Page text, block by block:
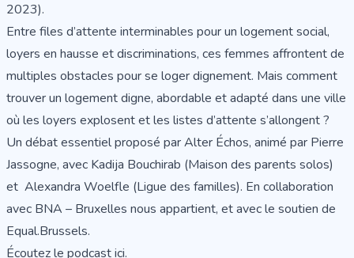
2023).
Entre files d’attente interminables pour un logement social,
loyers en hausse et discriminations, ces femmes affrontent de
multiples obstacles pour se loger dignement. Mais comment
trouver un logement digne, abordable et adapté dans une ville
où les loyers explosent et les listes d’attente s’allongent ?
Un débat essentiel proposé par Alter Échos, animé par Pierre
Jassogne, avec Kadija Bouchirab (Maison des parents solos)
et Alexandra Woelfle (Ligue des familles). En collaboration
avec BNA – Bruxelles nous appartient, et avec le soutien de
Equal.Brussels.
Écoutez le podcast ici.